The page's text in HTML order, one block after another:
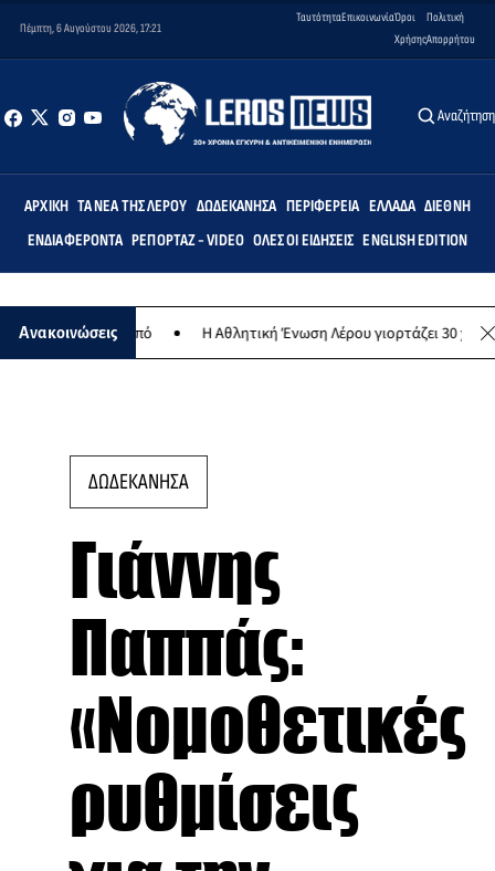
Πέμπτη, 6 Αυγούστου 2026, 17:21
ΤαυτότηταΕπικοινωνίαΌροι
Χρήσης
Πολιτική
Απορρήτου
Αναζήτηση
ΑΡΧΙΚΉ ΤΑ ΝΈΑ ΤΗΣ ΛΈΡΟΥ ΔΩΔΕΚΆΝΗΣΑ ΠΕΡΙΦΈΡΕΙΑ ΕΛΛΆΔΑ ΔΙΕΘΝΉ
ΕΝΔΙΑΦΈΡΟΝΤΑ ΡΕΠΟΡΤΆΖ - VIDEO ΌΛΕΣ ΟΙ ΕΙΔΉΣΕΙΣ ENGLISH EDITION
Ανακοινώσεις
σκοπό Η Αθλητική Ένωση Λέρου γιορτάζει 30 χρόνια
ΔΩΔΕΚΑΝΗΣΑ
Γιάννης
Παππάς:
«Νομοθετικές
ρυθμίσεις